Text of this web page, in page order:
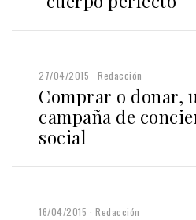
27/04/2015 Redacción
Comprar o donar,
campaña de
social
16/04/2015 Redacción